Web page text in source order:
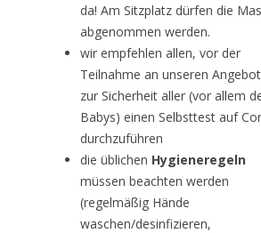
da! Am Sitzplatz dürfen die
abgenommen werden.
wir empfehlen allen, vor der
Teilnahme an unseren
zur Sicherheit aller (vor allem
Babys) einen Selbsttest auf
durchzuführen
die üblichen Hygieneregeln
müssen beachten werden
(regelmäßig Hände
waschen/desinfizieren,